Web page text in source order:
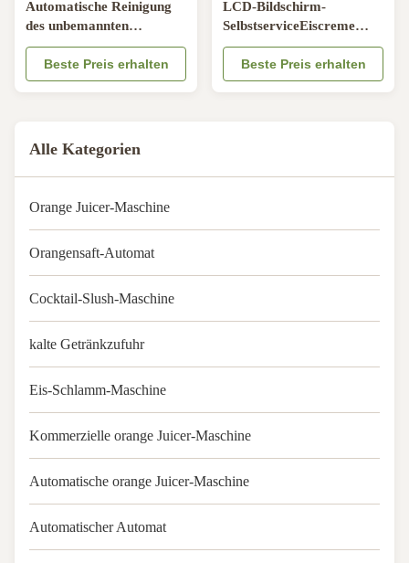
Automatische Reinigung
des unbemannten
Automaten des Softeis-20L
Beste Preis erhalten
LCD-Bildschirm-
SelbstserviceEiscreme
Vendo-Maschinen-Softeis
Beste Preis erhalten
Alle Kategorien
Orange Juicer-Maschine
Orangensaft-Automat
Cocktail-Slush-Maschine
kalte Getränkzufuhr
Eis-Schlamm-Maschine
Kommerzielle orange Juicer-Maschine
Automatische orange Juicer-Maschine
Automatischer Automat